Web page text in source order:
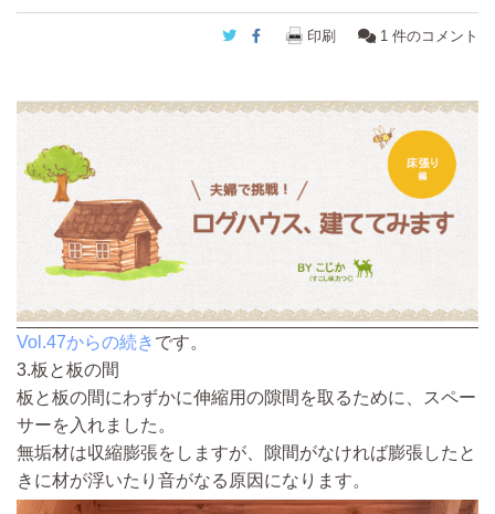
Twitter
Facebook
印刷 1 件のコメント
Vol.47からの続き です。
3.板と板の間
板と板の間にわずかに伸縮用の隙間を取るために、スペー
サーを入れました。
無垢材は収縮膨張をしますが、隙間がなければ膨張したと
きに材が浮いたり音がなる原因になります。